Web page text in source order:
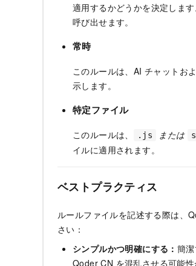
適用するかどうかを決定しま
呼び出せます。
常時
このルールは、AI チャットお
示します。
特定ファイル
このルールは、 .js または
イルに適用されます。
ベストプラクティス
ルールファイルを記述する際は、
さい：
シンプルかつ明確にする： 簡
Qoder CN を混乱させる可能性